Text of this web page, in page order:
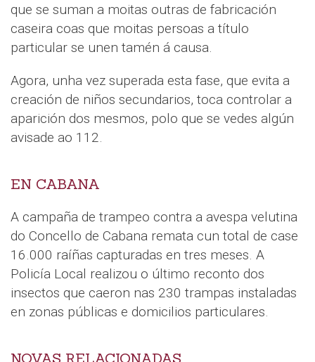
que se suman a moitas outras de fabricación
caseira coas que moitas persoas a título
particular se unen tamén á causa.
Agora, unha vez superada esta fase, que evita a
creación de niños secundarios, toca controlar a
aparición dos mesmos, polo que se vedes algún
avisade ao 112.
EN CABANA
A campaña de trampeo contra a avespa velutina
do Concello de Cabana remata cun total de case
16.000 raíñas capturadas en tres meses. A
Policía Local realizou o último reconto dos
insectos que caeron nas 230 trampas instaladas
en zonas públicas e domicilios particulares.
NOVAS RELACIONADAS